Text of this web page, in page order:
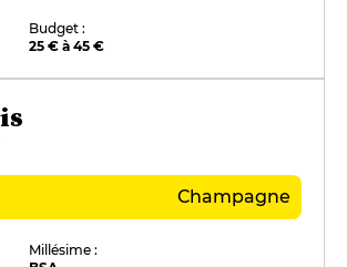
Budget :
25 € à 45 €
Champagne
Millésime :